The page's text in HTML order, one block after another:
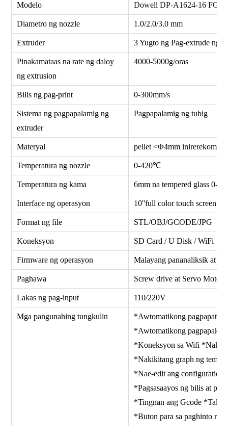
Modelo Dowell DP-A1624-16 FGF
Diametro ng nozzle 1.0/2.0/3.0 mm
Extruder 3 Yugto ng Pag-extrude ng
Pinakamataas na rate ng daloy
ng extrusion
4000-5000g/oras
Bilis ng pag-print 0-300mm/s
Sistema ng pagpapalamig ng
extruder
Pagpapalamig ng tubig
Materyal pellet <Φ4mm
Temperatura ng nozzle 0-420℃
Temperatura ng kama 6mm na tempered glass 0-
Interface ng operasyon 10''full color touch screen
Format ng file STL/OBJ/GCODE/JPG
Koneksyon SD Card / U Disk / WiFi
Firmware ng operasyon Malayang pananaliksik at
Paghawa Screw drive at Servo Motor
Lakas ng pag-input 110/220V
Mga pangunahing tungkulin
*Awtomatikong pagpapatag
*Awtomatikong
*Koneksyon sa Wifi
*Nakikitang graph ng
*Nae-edit ang configuration
*Pagsasaayos ng bilis at
*Tingnan ang Gcode *Tala
*Buton para sa paghinto